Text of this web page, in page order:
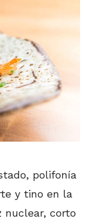
polifonía
y tino en la
nuclear, corto